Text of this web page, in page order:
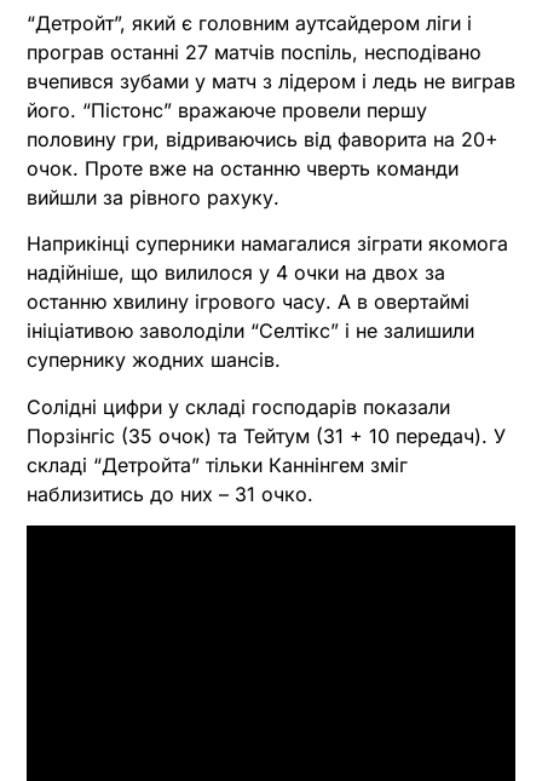
“Детройт”, який є головним аутсайдером ліги і
програв останні 27 матчів поспіль, несподівано
вчепився зубами у матч з лідером і ледь не виграв
його. “Пістонс” вражаюче провели першу
половину гри, відриваючись від фаворита на 20+
очок. Проте вже на останню чверть команди
вийшли за рівного рахуку.
Наприкінці суперники намагалися зіграти якомога
надійніше, що вилилося у 4 очки на двох за
останню хвилину ігрового часу. А в овертаймі
ініціативою заволоділи “Селтікс” і не залишили
супернику жодних шансів.
Солідні цифри у складі господарів показали
Порзінгіс (35 очок) та Тейтум (31 + 10 передач). У
складі “Детройта” тільки Каннінгем зміг
наблизитись до них – 31 очко.